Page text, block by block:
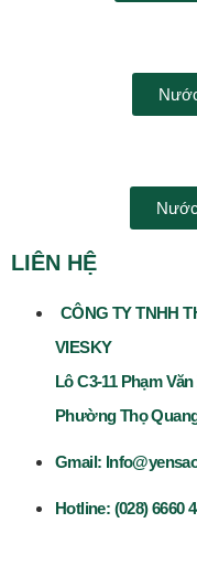
LIÊN HỆ
CÔNG TY TNHH
VIESKY
Lô C3-11 Phạm
Phường Thọ
Gmail:
Hotline: (028) 6660